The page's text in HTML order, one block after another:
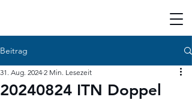
Beitrag
20240824 ITN Doppel
31. Aug. 2024 2 Min. Lesezeit